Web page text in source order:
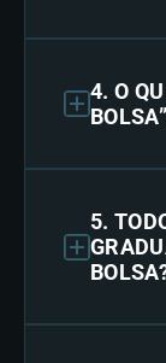
4. O
5.